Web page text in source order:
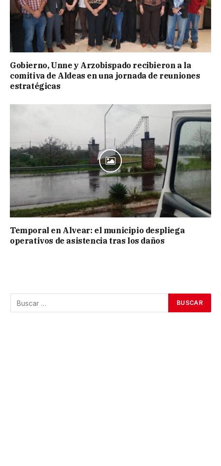
Gobierno, Unne y Arzobispado recibieron a la
comitiva de Aldeas en una jornada de reuniones
estratégicas
Temporal en Alvear: el municipio despliega
operativos de asistencia tras los daños